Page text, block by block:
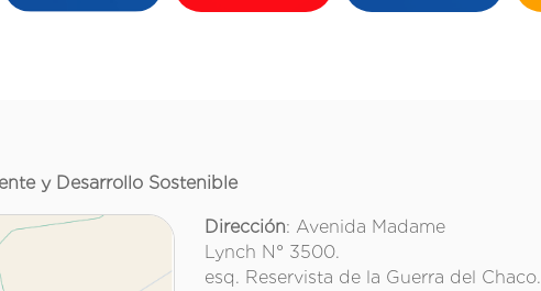
y Desarrollo Sostenible
Dirección: Avenida Madame
Lynch N° 3500.
esq. Reservista de la Guerra del Chaco.